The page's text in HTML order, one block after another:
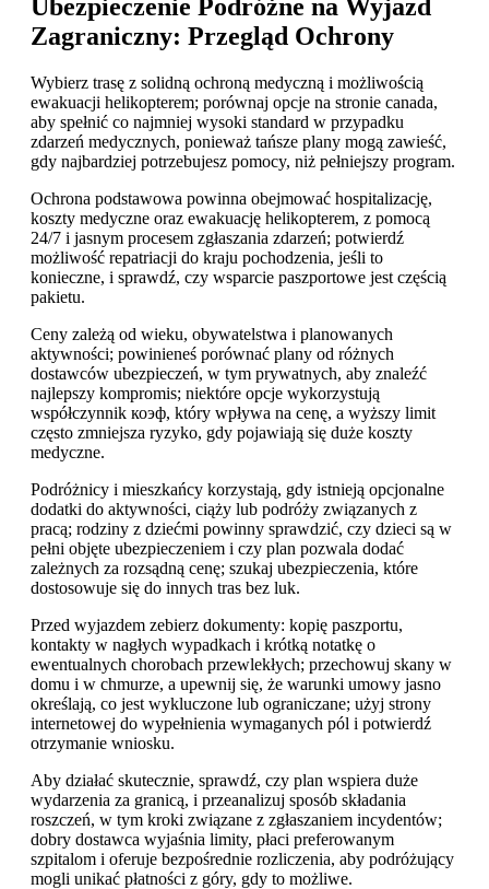
Ubezpieczenie Podróżne na Wyjazd
Zagraniczny: Przegląd Ochrony
Wybierz trasę z solidną ochroną medyczną i możliwością
ewakuacji helikopterem; porównaj opcje na stronie canada,
aby spełnić co najmniej wysoki standard w przypadku
zdarzeń medycznych, ponieważ tańsze plany mogą zawieść,
gdy najbardziej potrzebujesz pomocy, niż pełniejszy program.
Ochrona podstawowa powinna obejmować hospitalizację,
koszty medyczne oraz ewakuację helikopterem, z pomocą
24/7 i jasnym procesem zgłaszania zdarzeń; potwierdź
możliwość repatriacji do kraju pochodzenia, jeśli to
konieczne, i sprawdź, czy wsparcie paszportowe jest częścią
pakietu.
Ceny zależą od wieku, obywatelstwa i planowanych
aktywności; powinieneś porównać plany od różnych
dostawców ubezpieczeń, w tym prywatnych, aby znaleźć
najlepszy kompromis; niektóre opcje wykorzystują
współczynnik коэф, który wpływa na cenę, a wyższy limit
często zmniejsza ryzyko, gdy pojawiają się duże koszty
medyczne.
Podróżnicy i mieszkańcy korzystają, gdy istnieją opcjonalne
dodatki do aktywności, ciąży lub podróży związanych z
pracą; rodziny z dziećmi powinny sprawdzić, czy dzieci są w
pełni objęte ubezpieczeniem i czy plan pozwala dodać
zależnych za rozsądną cenę; szukaj ubezpieczenia, które
dostosowuje się do innych tras bez luk.
Przed wyjazdem zebierz dokumenty: kopię paszportu,
kontakty w nagłych wypadkach i krótką notatkę o
ewentualnych chorobach przewlekłych; przechowuj skany w
domu i w chmurze, a upewnij się, że warunki umowy jasno
określają, co jest wykluczone lub ograniczane; użyj strony
internetowej do wypełnienia wymaganych pól i potwierdź
otrzymanie wniosku.
Aby działać skutecznie, sprawdź, czy plan wspiera duże
wydarzenia za granicą, i przeanalizuj sposób składania
roszczeń, w tym kroki związane z zgłaszaniem incydentów;
dobry dostawca wyjaśnia limity, płaci preferowanym
szpitalom i oferuje bezpośrednie rozliczenia, aby podróżujący
mogli unikać płatności z góry, gdy to możliwe.